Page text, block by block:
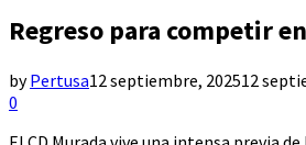
Regreso para competir
byPertusa12 septiembre, 202512
0